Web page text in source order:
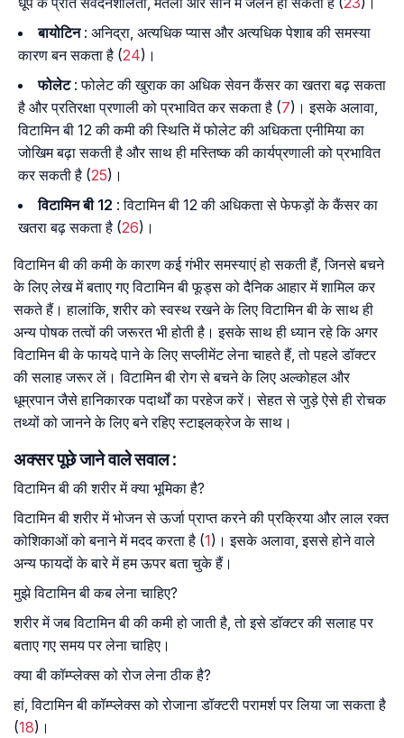
बायोटिन: अनिद्रा, अत्यधिक प्यास और अत्यधिक पेशाब की समस्या
कारण बन सकता है (24)।
फोलेट: फोलेट की खुराक का अधिक सेवन कैंसर का खतरा बढ़ सकता
है और प्रतिरक्षा प्रणाली को प्रभावित कर सकता है (7)। इसके अलावा,
विटामिन बी 12 की कमी की स्थिति में फोलेट की अधिकता एनीमिया का
जोखिम बढ़ा सकती है और साथ ही मस्तिष्क की कार्यप्रणाली को प्रभावित
कर सकती है (25)।
विटामिन बी 12 : विटामिन बी 12 की अधिकता से फेफड़ों के कैंसर का
खतरा बढ़ सकता है (26)।
विटामिन बी की कमी के कारण कई गंभीर समस्याएं हो सकती हैं, जिनसे बचने
के लिए लेख में बताए गए विटामिन बी फूड्स को दैनिक आहार में शामिल कर
सकते हैं। हालांकि, शरीर को स्वस्थ रखने के लिए विटामिन बी के साथ ही
अन्य पोषक तत्वों की जरूरत भी होती है। इसके साथ ही ध्यान रहे कि अगर
विटामिन बी के फायदे पाने के लिए सप्लीमेंट लेना चाहते हैं, तो पहले डॉक्टर
की सलाह जरूर लें। विटामिन बी रोग से बचने के लिए अल्कोहल और
धूम्रपान जैसे हानिकारक पदार्थों का परहेज करें। सेहत से जुड़े ऐसे ही रोचक
तथ्यों को जानने के लिए बने रहिए स्टाइलक्रेज के साथ।
अक्सर पूछे जाने वाले सवाल :
विटामिन बी की शरीर में क्या भूमिका है?
विटामिन बी शरीर में भोजन से ऊर्जा प्राप्त करने की प्रक्रिया और लाल रक्त
कोशिकाओं को बनाने में मदद करता है (1)। इसके अलावा, इससे होने वाले
अन्य फायदों के बारे में हम ऊपर बता चुके हैं।
मुझे विटामिन बी कब लेना चाहिए?
शरीर में जब विटामिन बी की कमी हो जाती है, तो इसे डॉक्टर की सलाह पर
बताए गए समय पर लेना चाहिए।
क्या बी कॉम्प्लेक्स को रोज लेना ठीक है?
हां, विटामिन बी कॉम्प्लेक्स को रोजाना डॉक्टरी परामर्श पर लिया जा सकता है
(18)।